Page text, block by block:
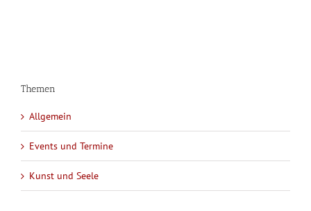
Themen
Allgemein
Events und Termine
Kunst und Seele